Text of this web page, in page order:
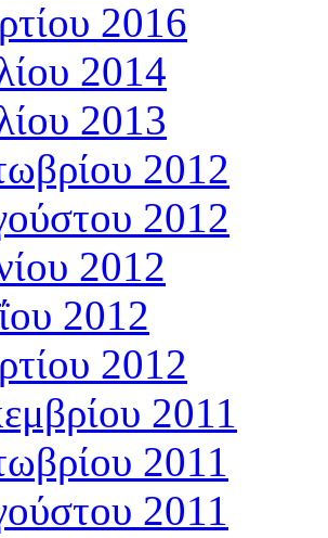
2016
2014
2013
2012
2012
2012
2012
2012
2011
2011
2011